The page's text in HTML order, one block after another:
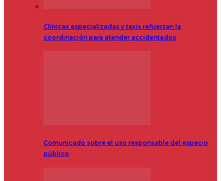
Clínicas especializadas y taxis refuerzan la
coordinación para atender accidentados
Comunicado sobre el uso responsable del espacio
público